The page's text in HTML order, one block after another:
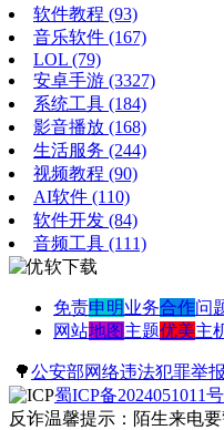
软件教程 (93)
音乐软件 (167)
LOL (79)
安卓手游 (3327)
系统工具 (184)
影音播放 (168)
生活服务 (244)
视频教程 (90)
AI软件 (110)
软件开发 (84)
音频工具 (111)
免责申明业务合作问
网站地图 主题优美主
🌳公安部网络违法犯罪举
蜀ICP备2024051011号
反诈温馨提示：陌生来电